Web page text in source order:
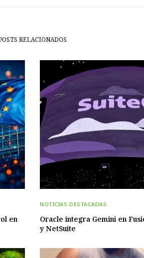
RELACIONADOS
en
NOTICIAS DESTACADAS
Oracle integra Gemini en
y NetSuite